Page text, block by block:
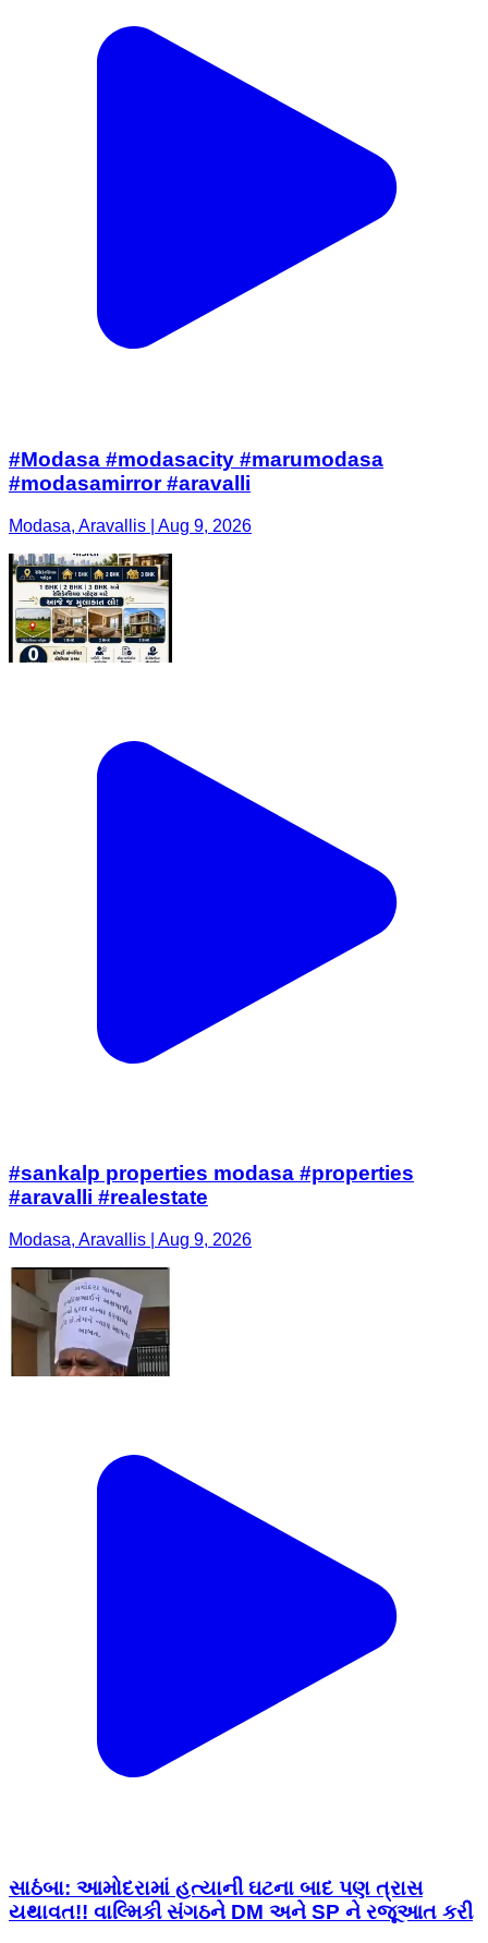
#Modasa #modasacity #marumodasa
#modasamirror #aravalli
Modasa, Aravallis | Aug 9, 2026
#sankalp properties modasa #properties
#aravalli #realestate
Modasa, Aravallis | Aug 9, 2026
સાઠંબા: આમોદરામાં હત્યાની ઘટના બાદ પણ ત્રાસ
યથાવત!! વાલ્મિકી સંગઠને DM અને SP ને રજૂઆત કરી